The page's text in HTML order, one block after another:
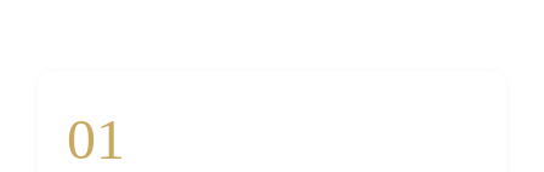
01